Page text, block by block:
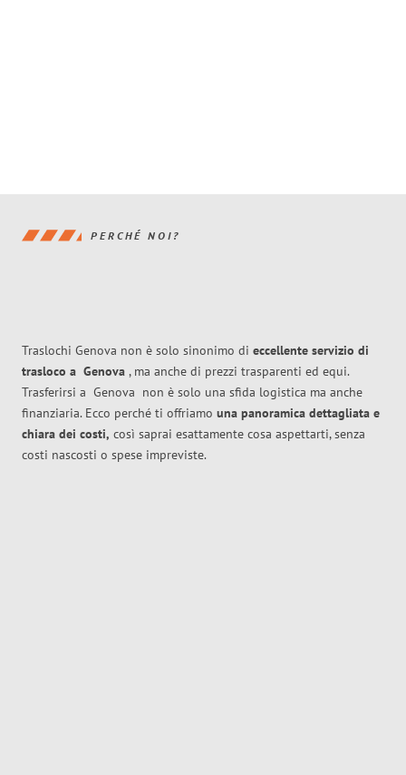
PERCHÉ NOI?
Traslochi Genova non è solo sinonimo di eccellente servizio di
trasloco a Genova , ma anche di prezzi trasparenti ed equi.
Trasferirsi a Genova non è solo una sfida logistica ma anche
finanziaria. Ecco perché ti offriamo una panoramica dettagliata e
chiara dei costi, così saprai esattamente cosa aspettarti, senza
costi nascosti o spese impreviste.